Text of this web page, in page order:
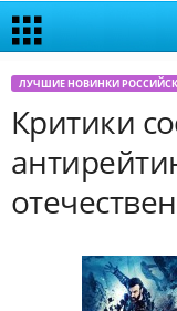
ЛУЧШИЕ НОВИНКИ
Критики